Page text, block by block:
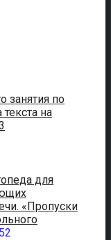
занятия по
на
для
«Пропуски